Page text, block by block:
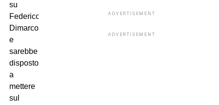
su
Federico
Dimarco
e
sarebbe
disposto
a
mettere
sul
ADVERTISEMENT
ADVERTISEMENT